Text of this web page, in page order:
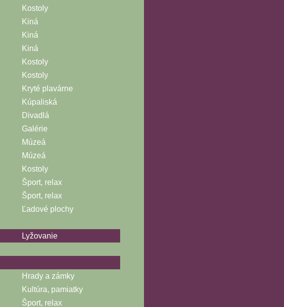
Kostoly
Kiná
Kiná
Kiná
Kostoly
Kostoly
Kryté plavárne
Kúpaliská
Divadlá
Galérie
Múzeá
Múzeá
Kostoly
Šport, relax
Šport, relax
Ľadové plochy
Lyžovanie
Hrady a zámky
Kultúra, pamiatky
Šport, relax